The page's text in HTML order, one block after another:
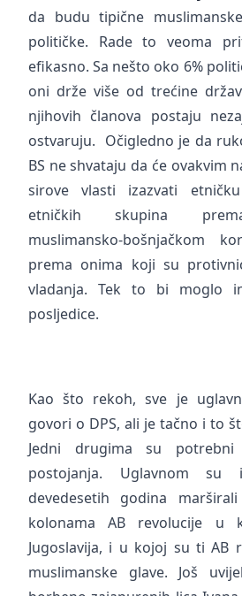
da budu tipične
političke. Rade to veoma
efikasno. Sa nešto oko 6%
oni drže više od trećine
njihovih članova postaju
ostvaruju. Očigledno je da
BS ne shvataju da će ovakvim
sirove vlasti izazvati
etničkih skupina
muslimansko-bošnjačkom
prema onima koji su
vladanja. Tek to bi moglo
posljedice.
Kao što rekoh, sve je
govori o DPS, ali je tačno i to
Jedni drugima su
postojanja. Uglavnom
devedesetih godina
kolonama AB revolucije u
Jugoslavija, i u kojoj su ti AB
muslimanske glave. Još